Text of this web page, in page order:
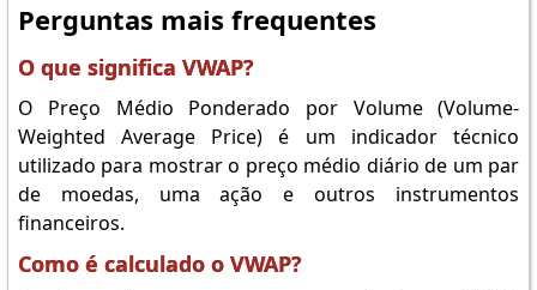
Perguntas mais frequentes
O que significa VWAP?
O Preço Médio Ponderado por Volume (Volume-
Weighted Average Price) é um indicador técnico
utilizado para mostrar o preço médio diário de um par
de moedas, uma ação e outros instrumentos
financeiros.
Como é calculado o VWAP?